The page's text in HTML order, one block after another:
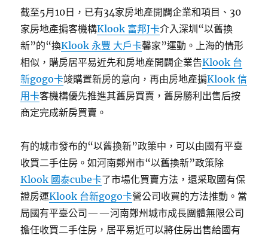
截至5月10日，已有34家房地產開闢企業和項目、30
家房地產掮客機構Klook 富邦J卡介入深圳“以舊換
新”的“換Klook 永豐 大戶卡馨家”運動。上海的情形
相似，購房居平易近先和房地產開闢企業告Klook 台
新gogo卡竣購置新房的意向，再由房地產掮Klook 信
用卡客機構優先推進其舊房買賣，舊房勝利出售后按
商定完成新房買賣。
有的城市發布的“以舊換新”政策中，可以由國有平臺
收買二手住房。如河南鄭州市“以舊換新”政策除
Klook 國泰cube卡了市場化買賣方法，還采取國有保
證房運Klook 台新gogo卡營公司收買的方法推動。當
局國有平臺公司——河南鄭州城市成長團體無限公司
擔任收買二手住房，居平易近可以將住房出售給國有